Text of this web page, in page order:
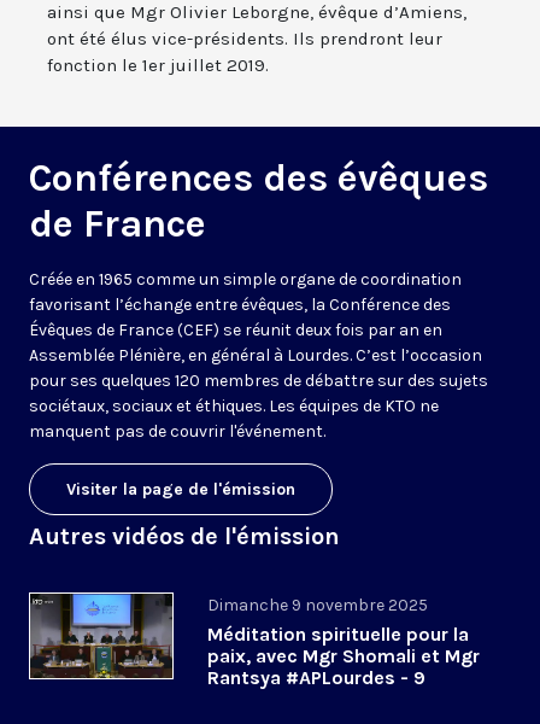
ainsi que Mgr Olivier Leborgne, évêque d’Amiens,
ont été élus vice-présidents. Ils prendront leur
fonction le 1er juillet 2019.
Conférences des évêques
de France
Créée en 1965 comme un simple organe de coordination
favorisant l’échange entre évêques, la Conférence des
Évêques de France (CEF) se réunit deux fois par an en
Assemblée Plénière, en général à Lourdes. C’est l’occasion
pour ses quelques 120 membres de débattre sur des sujets
sociétaux, sociaux et éthiques. Les équipes de KTO ne
manquent pas de couvrir l'événement.
Visiter la page de l'émission
Autres vidéos de l'émission
Dimanche 9 novembre 2025
Méditation spirituelle pour la
paix, avec Mgr Shomali et Mgr
Rantsya #APLourdes - 9